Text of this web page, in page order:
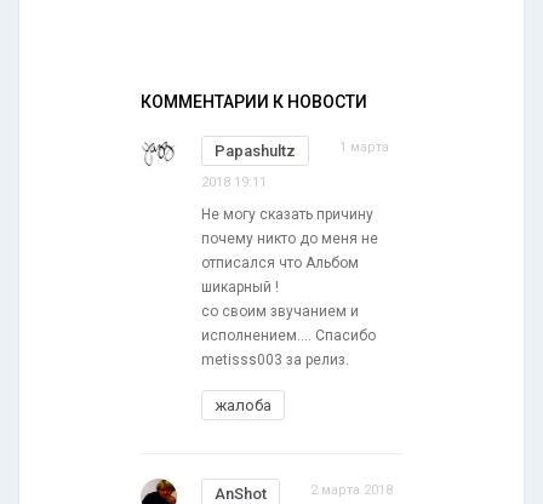
КОММЕНТАРИИ К НОВОСТИ
Papashultz 1 марта
2018 19:11
Не могу сказать причину
почему никто до меня не
отписался что Альбом
шикарный !
со своим звучанием и
исполнением.... Спасибо
metisss003 за релиз.
жалоба
AnShot 2 марта 2018